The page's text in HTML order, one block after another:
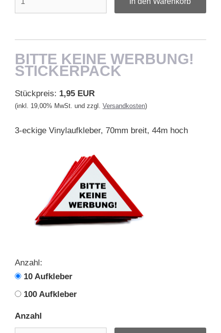
BITTE KEINE WERBUNG!
STICKERPACK
Stückpreis: 1,95 EUR
(inkl. 19,00% MwSt. und zzgl. Versandkosten)
3-eckige Vinylaufkleber, 70mm breit, 44m hoch
Anzahl:
10 Aufkleber
100 Aufkleber
Anzahl